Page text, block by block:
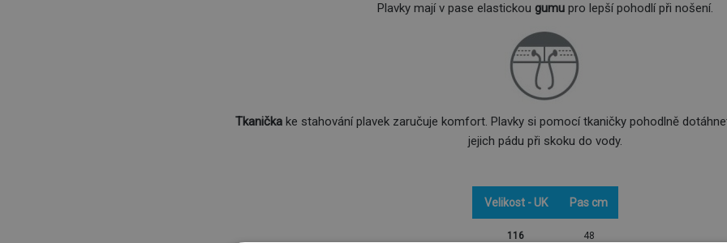
Plavky mají v pase elastickou gumu pro lepší pohodlí při nošení.
Tkanička ke stahování plavek zaručuje komfort. Plavky si pomocí tkaničky pohodlně
jejich pádu při skoku do vody.
Velikost - UK Pas cm
116 48